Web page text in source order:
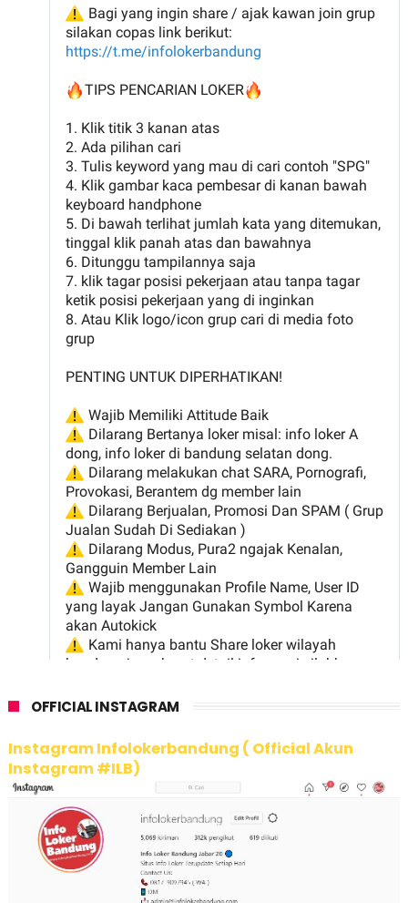
OFFICIAL INSTAGRAM
Instagram Infolokerbandung ( Official Akun
Instagram #ILB)